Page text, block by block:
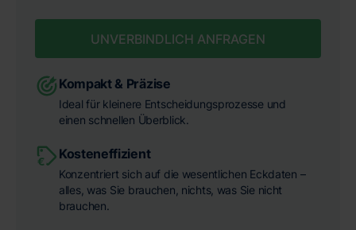
UNVERBINDLICH ANFRAGEN
Kompakt & Präzise
Ideal für kleinere Entscheidungsprozesse und
einen schnellen Überblick.
Kosteneffizient
Konzentriert sich auf die wesentlichen Eckdaten –
alles, was Sie brauchen, nichts, was Sie nicht
brauchen.